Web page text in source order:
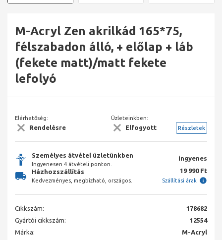
M-Acryl Zen akrilkád 165*75,
félszabadon álló, + előlap + láb
(fekete matt)/matt fekete
lefolyó
Elérhetőség:
Rendelésre
Üzleteinkben:
Elfogyott Részletek
Személyes átvétel üzletünkben
Ingyenesen 4 átvételi ponton.
ingyenes
Házhozszállítás
Kedvezményes, megbízható, országos.
19 990 Ft
Szállítási árak
Cikkszám:
178682
Gyártói cikkszám:
12554
Márka:
M-Acryl